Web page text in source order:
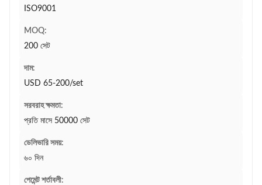
ISO9001
MOQ:
200 সেট
দাম:
USD 65-200/set
সরবরাহ ক্ষমতা:
প্রতি মাসে 50000 সেট
ডেলিভারি সময়:
৬০ দিন
পেমেন্ট শর্তাবলী: